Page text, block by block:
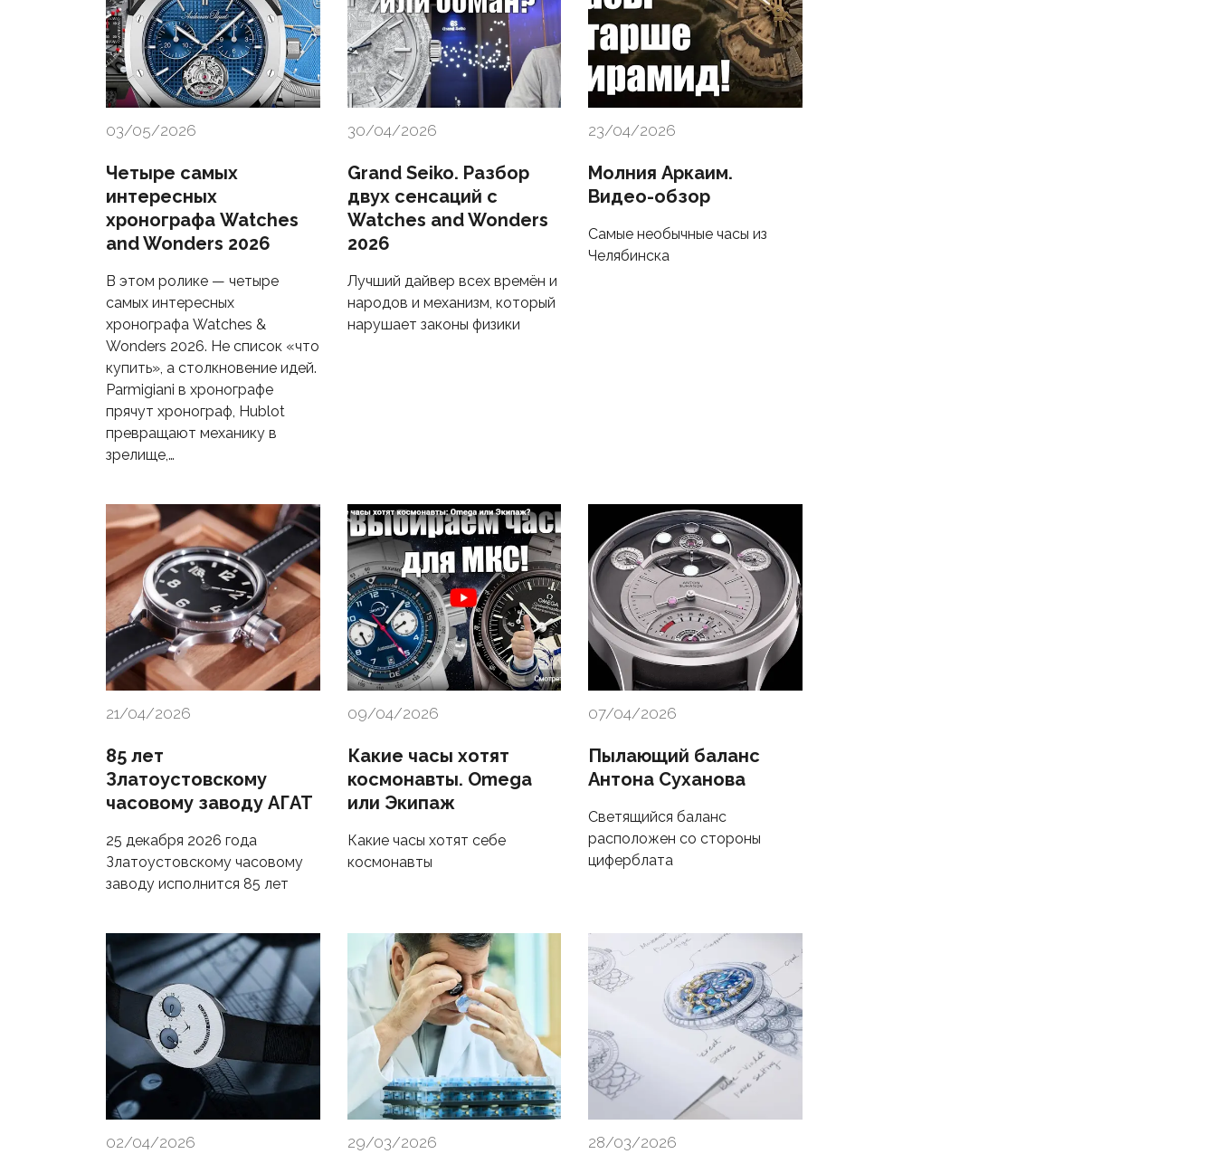
03/05/2026
Четыре самых
интересных
хронографа Watches
and Wonders 2026
В этом ролике — четыре
самых интересных
хронографа Watches &
Wonders 2026. Не список «что
купить», а столкновение идей.
Parmigiani в хронографе
прячут хронограф, Hublot
превращают механику в
зрелище,…
30/04/2026
Grand Seiko. Разбор
двух сенсаций с
Watches and Wonders
2026
Лучший дайвер всех времён и
народов и механизм, который
нарушает законы физики
23/04/2026
Молния Аркаим.
Видео-обзор
Самые необычные часы из
Челябинска
21/04/2026
85 лет
Златоустовскому
часовому заводу АГАТ
25 декабря 2026 года
Златоустовскому часовому
заводу исполнится 85 лет
09/04/2026
Какие часы хотят
космонавты. Omega
или Экипаж
Какие часы хотят себе
космонавты
07/04/2026
Пылающий баланс
Антона Суханова
Светящийся баланс
расположен со стороны
циферблата
02/04/2026 29/03/2026 28/03/2026